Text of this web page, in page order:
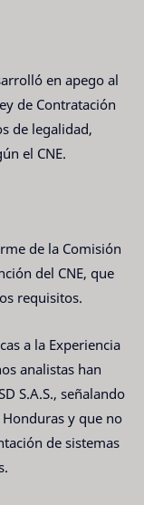
en apego al
de Contratación
de legalidad,
el CNE.
de la Comisión
del CNE, que
requisitos.
a la Experiencia
analistas han
S.A.S., señalando
y que no
de sistemas